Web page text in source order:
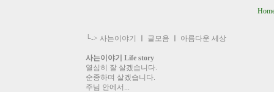
└-> 사는이야기 글모음 아름다운 세상
사는이야기 Life story
열심히 잘 살겠습니다.
순종하며 살겠습니다.
주님 안에서...